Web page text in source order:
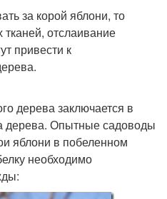
за корой яблони, то
отслаивание
привести к
дерева заключается в
дерева. Опытные садоводы
яблони в побеленном
необходимо